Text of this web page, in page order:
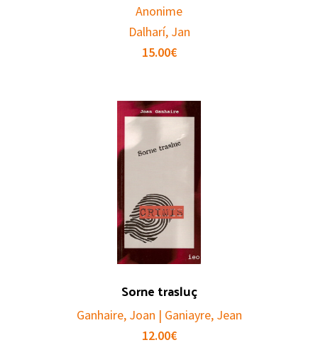
Anonime
Dalharí, Jan
15.00€
Sorne trasluç
Ganhaire, Joan | Ganiayre, Jean
12.00€